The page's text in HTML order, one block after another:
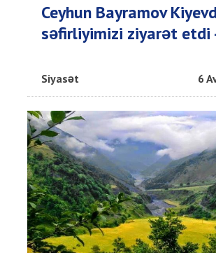
Ceyhun Bayramov
səfirliyimizi ziyarət etdi
Siyasət 6